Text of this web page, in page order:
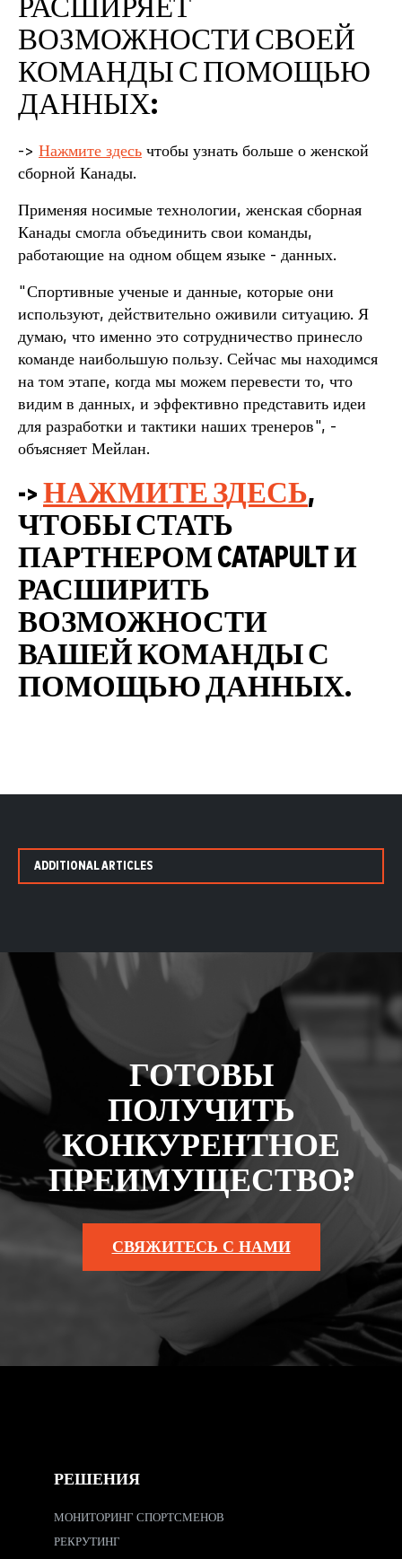
РАСШИРЯЕТ
ВОЗМОЖНОСТИ СВОЕЙ
КОМАНДЫ С ПОМОЩЬЮ
ДАННЫХ:
-> Нажмите здесь чтобы узнать больше о женской
сборной Канады.
Применяя носимые технологии, женская сборная
Канады смогла объединить свои команды,
работающие на одном общем языке - данных.
"Спортивные ученые и данные, которые они
используют, действительно оживили ситуацию. Я
думаю, что именно это сотрудничество принесло
команде наибольшую пользу. Сейчас мы находимся
на том этапе, когда мы можем перевести то, что
видим в данных, и эффективно представить идеи
для разработки и тактики наших тренеров", -
объясняет Мейлан.
-> НАЖМИТЕ ЗДЕСЬ,
ЧТОБЫ СТАТЬ
ПАРТНЕРОМ CATAPULT И
РАСШИРИТЬ
ВОЗМОЖНОСТИ
ВАШЕЙ КОМАНДЫ С
ПОМОЩЬЮ ДАННЫХ.
ADDITIONAL ARTICLES
ГОТОВЫ
ПОЛУЧИТЬ
КОНКУРЕНТНОЕ
ПРЕИМУЩЕСТВО?
СВЯЖИТЕСЬ С НАМИ
РЕШЕНИЯ
МОНИТОРИНГ СПОРТСМЕНОВ
РЕКРУТИНГ